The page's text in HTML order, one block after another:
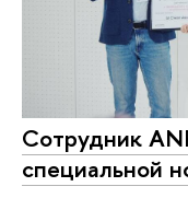
Сотрудник
специальной